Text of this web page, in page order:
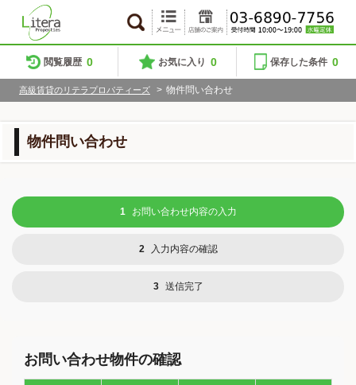
閲覧履歴 0 お気に入り 0 保存した条件 0
高級賃貸のリテラプロパティーズ > 物件問い合わせ
物件問い合わせ
1 お問い合わせ内容の入力
2 入力内容の確認
3 送信完了
お問い合わせ物件の確認